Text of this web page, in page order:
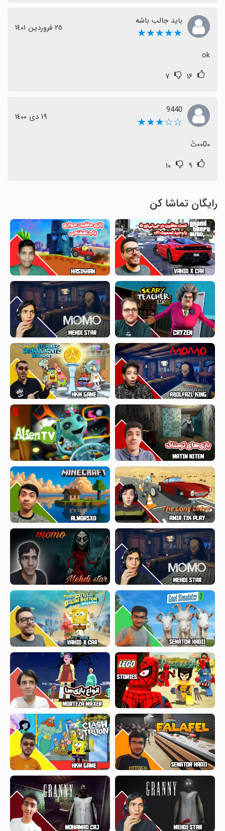
باید جالب باشه
★★★★★ ٢٥ فروردین ١٤٠١
ok
۱۶ ۷
9440
☆☆★★★ ١٩ دی ١٤٠٠
۰۰0۰ثً
۹ ۱۰
رایگان تماشا کن